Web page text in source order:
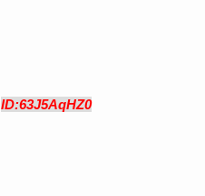
ID:63J5AqHZ0